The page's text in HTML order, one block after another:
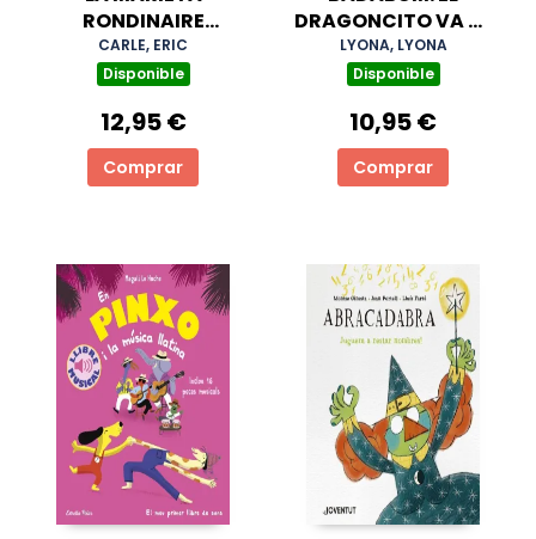
RONDINAIRE
(COL·LECCIÓ ERIC
CARLE)
CARLE, ERIC
Disponible
12,95 €
Comprar
DRAGONCITO VA AL
COLE
LYONA, LYONA
Disponible
10,95 €
Comprar